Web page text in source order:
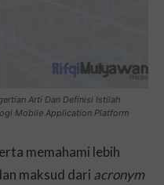
Arti Dan Definisi Istilah
Mobile Application Platform
memahami lebih
maksud dari acronym